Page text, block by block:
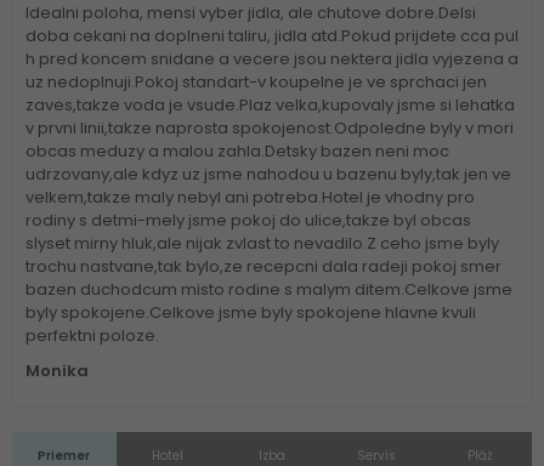
Idealni poloha, mensi vyber jidla, ale chutove dobre.Delsi
doba cekani na doplneni taliru, jidla atd.Pokud prijdete cca pul
h pred koncem snidane a vecere jsou nektera jidla vyjezena a
uz nedoplnuji.Pokoj standart-v koupelne je ve sprchaci jen
zaves,takze voda je vsude.Plaz velka,kupovaly jsme si lehatka
v prvni linii,takze naprosta spokojenost.Odpoledne byly v mori
obcas meduzy a malou zahla.Detsky bazen neni moc
udrzovany,ale kdyz uz jsme nahodou u bazenu byly,tak jen ve
velkem,takze maly nebyl ani potreba.Hotel je vhodny pro
rodiny s detmi-mely jsme pokoj do ulice,takze byl obcas
slyset mirny hluk,ale nijak zvlast to nevadilo.Z ceho jsme byly
trochu nastvane,tak bylo,ze recepcni dala radeji pokoj smer
bazen duchodcum misto rodine s malym ditem.Celkove jsme
byly spokojene.Celkove jsme byly spokojene hlavne kvuli
perfektni poloze.
Monika
Priemer Hotel Izba Servis Pláž